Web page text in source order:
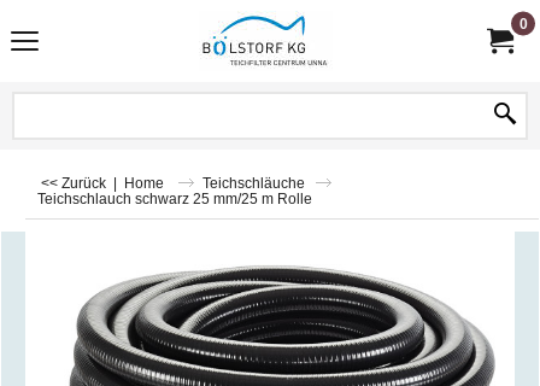
0
<< Zurück | Home
Teichschläuche
Teichschlauch schwarz 25 mm/25 m Rolle